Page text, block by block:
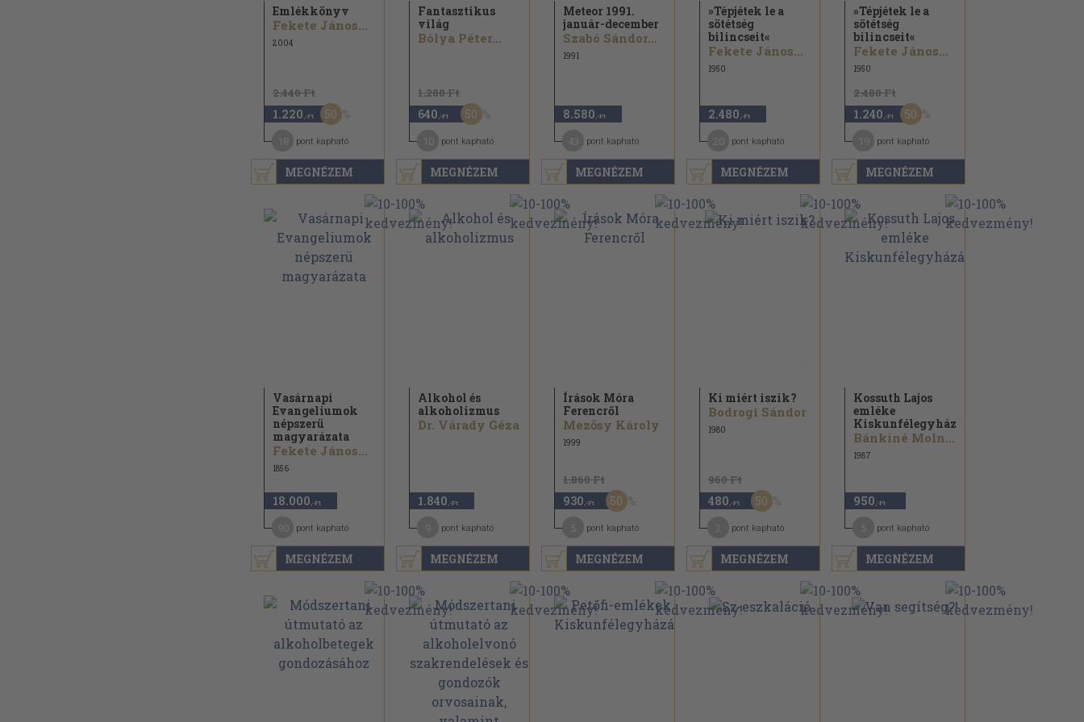
MEGNÉZEM
Emlékkönyv
Fekete János...
2004
2.440 Ft
1.220 ,-Ft 50
pont kapható
MEGNÉZEM
Fantasztikus
világ
Bólya Péter...
1.280 Ft
640 ,-Ft 50
pont kapható
MEGNÉZEM
Meteor 1991.
január-december
Szabó Sándor...
1991
8.580 ,-Ft
pont kapható
MEGNÉZEM
»Tépjétek le a
sötétség
bilincseit«
Fekete János...
1950
2.480 ,-Ft
pont kapható
MEGNÉZEM
»Tépjétek le a
sötétség
bilincseit«
Fekete János...
1950
2.480 Ft
1.240 ,-Ft 50
pont kapható
MEGNÉZEM
Vasárnapi
Evangeliumok
népszerü
magyarázata
Fekete János...
1856
18.000 ,-Ft
pont kapható
MEGNÉZEM
Alkohol és
alkoholizmus
Dr. Várady Géza
1.840 ,-Ft
pont kapható
MEGNÉZEM
Írások Móra
Ferencről
Mezősy Károly
1999
1.860 Ft
930 ,-Ft 50
pont kapható
MEGNÉZEM
Ki miért iszik?
Bodrogi Sándor
1980
960 Ft
480 ,-Ft 50
pont kapható
MEGNÉZEM
Kossuth Lajos
emléke
Kiskunfélegyházán
Bánkiné Molnár Erzsébet...
1987
950 ,-Ft
pont kapható